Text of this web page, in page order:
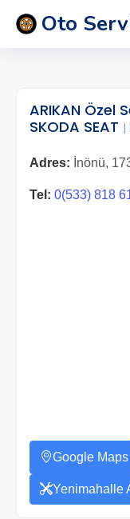
Oto
ARIKAN Özel
SKODA SEAT |
Adres: İnönü,
Tel: 0(533) 818
Google Maps
Yenimahalle